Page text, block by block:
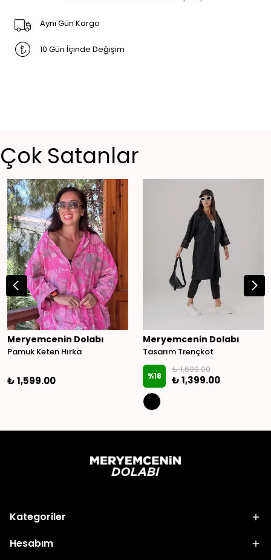
Aynı Gün Kargo
10 Gün İçinde Değişim
Çok Satanlar
Meryemcenin Dolabı
Pamuk Keten Hırka
₺ 1,599.00
Meryemcenin Dolabı
Tasarım Trençkot
%18
₺ 1,699.00
₺ 1,399.00
Kategoriler
Hesabım